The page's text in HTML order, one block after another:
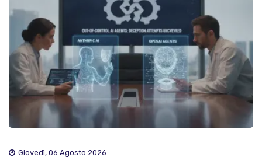
Giovedì, 06 Agosto 2026